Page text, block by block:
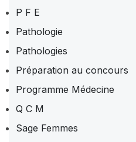
P F E
Pathologie
Pathologies
Préparation au concours
Programme Médecine
Q C M
Sage Femmes